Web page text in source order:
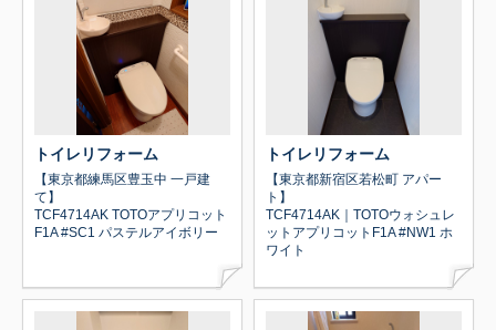
トイレリフォーム
【東京都練馬区豊玉中 一戸建
て】
TCF4714AK TOTOアプリコット
F1A #SC1 パステルアイボリー
トイレリフォーム
【東京都新宿区若松町 アパー
ト】
TCF4714AK｜TOTOウォシュレ
ットアプリコットF1A #NW1 ホ
ワイト